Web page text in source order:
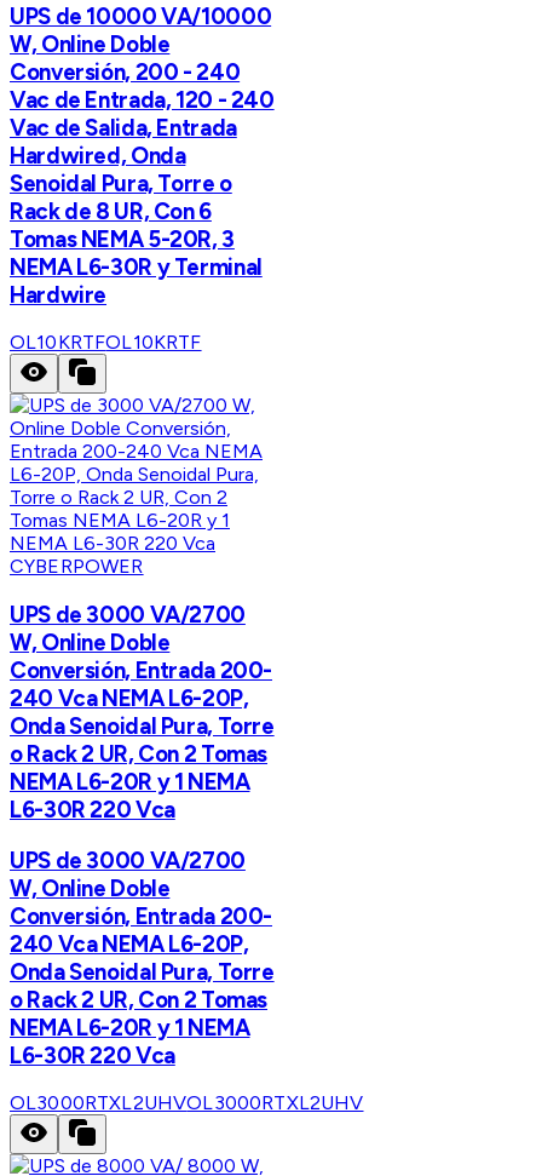
UPS de 10000 VA/10000
W, Online Doble
Conversión, 200 - 240
Vac de Entrada, 120 - 240
Vac de Salida, Entrada
Hardwired, Onda
Senoidal Pura, Torre o
Rack de 8 UR, Con 6
Tomas NEMA 5-20R, 3
NEMA L6-30R y Terminal
Hardwire
OL10KRTFOL10KRTF
CYBERPOWER
UPS de 3000 VA/2700
W, Online Doble
Conversión, Entrada 200-
240 Vca NEMA L6-20P,
Onda Senoidal Pura, Torre
o Rack 2 UR, Con 2 Tomas
NEMA L6-20R y 1 NEMA
L6-30R 220 Vca
UPS de 3000 VA/2700
W, Online Doble
Conversión, Entrada 200-
240 Vca NEMA L6-20P,
Onda Senoidal Pura, Torre
o Rack 2 UR, Con 2 Tomas
NEMA L6-20R y 1 NEMA
L6-30R 220 Vca
OL3000RTXL2UHVOL3000RTXL2UHV